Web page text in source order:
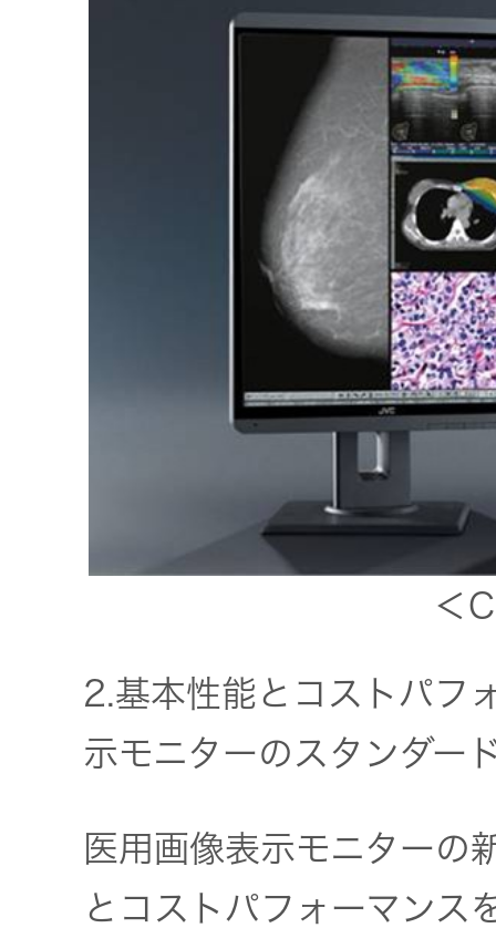
＜
2.基本性能とコストパフ
示モニターのスタンダー
医用画像表示モニターの
とコストパフォーマンス